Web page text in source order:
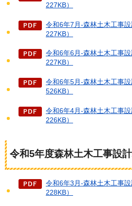
227KB）
令和6年7月-森林土木工事
227KB）
令和6年6月-森林土木工事
227KB）
令和6年5月-森林土木工事
526KB）
令和6年4月-森林土木工事
226KB）
令和5年度森林土木工事設
令和6年3月-森林土木工事
228KB）